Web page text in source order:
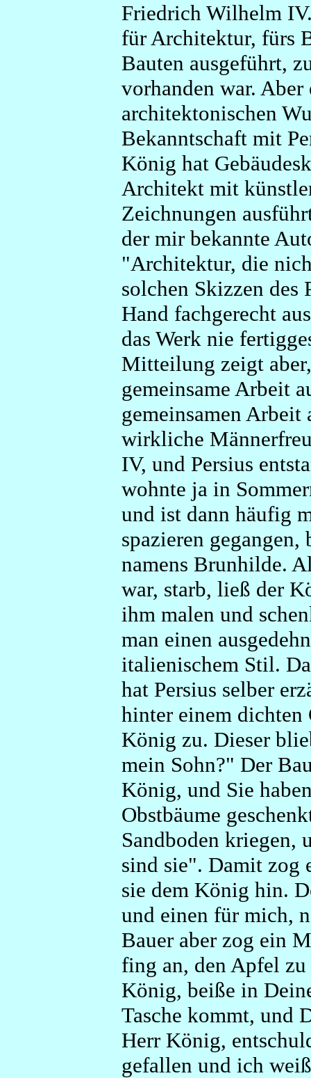
Friedrich Wilhelm
für Architektur, fürs
Bauten ausgeführt,
vorhanden war.
architektonischen
Bekanntschaft mit
König hat
Architekt mit
Zeichnungen
der mir bekannte
"Architektur, die
solchen Skizzen des
Hand fachgerecht
das Werk nie
Mitteilung zeigt
gemeinsame Arbeit
gemeinsamen
wirkliche
IV, und Persius
wohnte ja in
und ist dann häufig
spazieren
namens Brunhilde.
war, starb, ließ der
ihm malen und
man einen
italienischem Stil.
hat Persius selber
hinter einem dichten
König zu. Dieser
mein Sohn?" Der
König, und Sie
Obstbäume
Sandboden kriegen,
sind sie". Damit zog
sie dem König hin.
und einen für mich,
Bauer aber zog ein
fing an, den Apfel
König, beiße in
Tasche kommt, und
Herr König,
gefallen und ich